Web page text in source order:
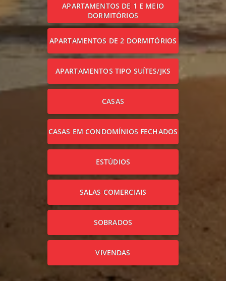
APARTAMENTOS DE 1 E MEIO
DORMITÓRIOS
APARTAMENTOS DE 2 DORMITÓRIOS
APARTAMENTOS TIPO SUÍTES/JKS
CASAS
CASAS EM CONDOMÍNIOS FECHADOS
ESTÚDIOS
SALAS COMERCIAIS
SOBRADOS
VIVENDAS